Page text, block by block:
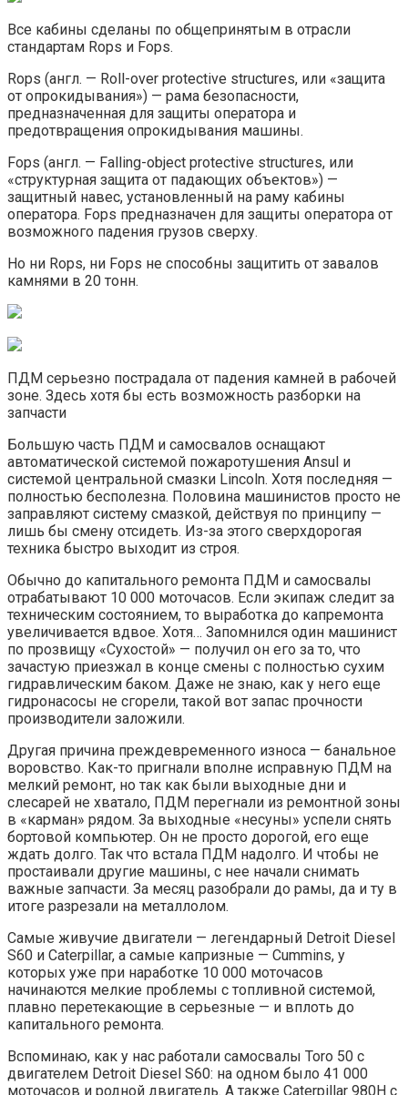
Все кабины сделаны по общепринятым в отрасли
стандартам Rops и Fops.
Rops (англ. — Roll-over protective structures, или «защита
от опрокидывания») — рама безопасности,
предназначенная для защиты оператора и
предотвращения опрокидывания машины.
Fops (англ. — Falling-object protective structures, или
«структурная защита от падающих объектов») —
защитный навес, установленный на раму кабины
оператора. Fops предназначен для защиты оператора от
возможного падения грузов сверху.
Но ни Rops, ни Fops не способны защитить от завалов
камнями в 20 тонн.
ПДМ серьезно пострадала от падения камней в рабочей
зоне. Здесь хотя бы есть возможность разборки на
запчасти
Большую часть ПДМ и самосвалов оснащают
автоматической системой пожаротушения Ansul и
системой центральной смазки Lincoln. Хотя последняя —
полностью бесполезна. Половина машинистов просто не
заправляют систему смазкой, действуя по принципу —
лишь бы смену отсидеть. Из-за этого сверхдорогая
техника быстро выходит из строя.
Обычно до капитального ремонта ПДМ и самосвалы
отрабатывают 10 000 моточасов. Если экипаж следит за
техническим состоянием, то выработка до капремонта
увеличивается вдвое. Хотя… Запомнился один машинист
по прозвищу «Сухостой» — получил он его за то, что
зачастую приезжал в конце смены с полностью сухим
гидравлическим баком. Даже не знаю, как у него еще
гидронасосы не сгорели, такой вот запас прочности
производители заложили.
Другая причина преждевременного износа — банальное
воровство. Как-то пригнали вполне исправную ПДМ на
мелкий ремонт, но так как были выходные дни и
слесарей не хватало, ПДМ перегнали из ремонтной зоны
в «карман» рядом. За выходные «несуны» успели снять
бортовой компьютер. Он не просто дорогой, его еще
ждать долго. Так что встала ПДМ надолго. И чтобы не
простаивали другие машины, с нее начали снимать
важные запчасти. За месяц разобрали до рамы, да и ту в
итоге разрезали на металлолом.
Самые живучие двигатели — легендарный Detroit Diesel
S60 и Caterpillar, а самые капризные — Cummins, у
которых уже при наработке 10 000 моточасов
начинаются мелкие проблемы с топливной системой,
плавно перетекающие в серьезные — и вплоть до
капитального ремонта.
Вспоминаю, как у нас работали самосвалы Toro 50 с
двигателем Detroit Diesel S60: на одном было 41 000
моточасов и родной двигатель. А также Caterpillar 980H с